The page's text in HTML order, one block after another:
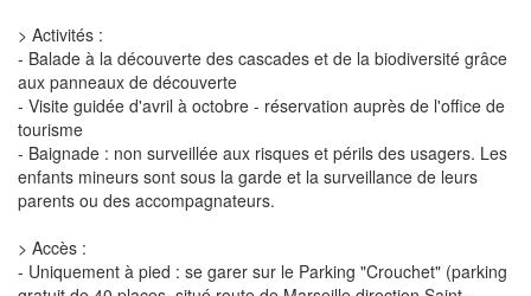
> Activités :
- Balade à la découverte des cascades et de la biodiversité grâce
aux panneaux de découverte
- Visite guidée d'avril à octobre - réservation auprès de l'office de
tourisme
- Baignade : non surveillée aux risques et périls des usagers. Les
enfants mineurs sont sous la garde et la surveillance de leurs
parents ou des accompagnateurs.
> Accès :
- Uniquement à pied : se garer sur le Parking "Crouchet" (parking